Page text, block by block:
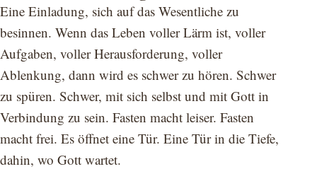
Eine Einladung, sich auf das Wesentliche zu
besinnen. Wenn das Leben voller Lärm ist, voller
Aufgaben, voller Herausforderung, voller
Ablenkung, dann wird es schwer zu hören. Schwer
zu spüren. Schwer, mit sich selbst und mit Gott in
Verbindung zu sein. Fasten macht leiser. Fasten
macht frei. Es öffnet eine Tür. Eine Tür in die Tiefe,
dahin, wo Gott wartet.